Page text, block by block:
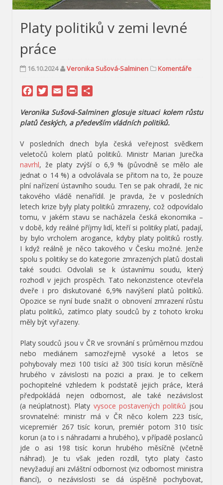
Platy politiků v zemi levné
práce
16.10.2024 Veronika Sušová-Salminen Komentáře
Facebook
Twitter
Email Print
Veronika Sušová-Salminen glosuje situaci kolem růstu
platů českých, a především vládních politiků.
V posledních dnech byla česká veřejnost svědkem
veletočů kolem platů politiků. Ministr Marian Jurečka
navrhl, že platy zvýší o 6,9 % (původně se mělo ale
jednat o 14 %) a odvolávala se přitom na to, že pouze
plní nařízení ústavního soudu. Ten se pak ohradil, že nic
takového vládě nenařídil. Je pravda, že v posledních
letech krize byly platy politiků zmrazeny, což odpovídalo
tomu, v jakém stavu se nacházela česká ekonomika –
v době, kdy reálné příjmy lidí, kteří si politiky platí, padají,
by bylo vrcholem arogance, kdyby platy politiků rostly.
I když reálně je něco takového v Česku možné. Jenže
spolu s politiky se do kategorie zmrazených platů dostali
také soudci. Odvolali se k ústavnímu soudu, který
rozhodl v jejich prospěch. Tato nekonzistence otevřela
dveře i pro diskutované 6,9% navýšení platů politiků.
Opozice se nyní bude snažit o obnovení zmrazení růstu
platu politiků, zatímco platy soudců by z tohoto kroku
měly být vyřazeny.
Platy soudců jsou v ČR ve srovnání s průměrnou mzdou
nebo mediánem samozřejmě vysoké a letos se
pohybovaly mezi 100 tisíci až 300 tisíci korun měsíčně
hrubého v závislosti na pozici a praxi. Je to celkem
pochopitelné vzhledem k podstatě jejich práce, která
předpokládá nejen odbornost, ale také nezávislost
(a neúplatnost). Platy vysoce postavených politiků jsou
srovnatelné: ministr má v ČR něco kolem 223 tisíc,
vicepremiér 267 tisíc korun, premiér potom 310 tisíc
korun (a to i s náhradami a hrubého), v případě poslanců
jde o asi 198 tisíc korun hrubého měsíčně (včetně
náhrad). Je tu však jeden rozdíl, tyto platy často
nevyžadují ani zvláštní odbornost (viz odbornost ministra
financí), o nezávislosti se dá úspěšně pochybovat,